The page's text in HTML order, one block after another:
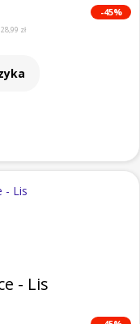
-45%
zł
- Lis